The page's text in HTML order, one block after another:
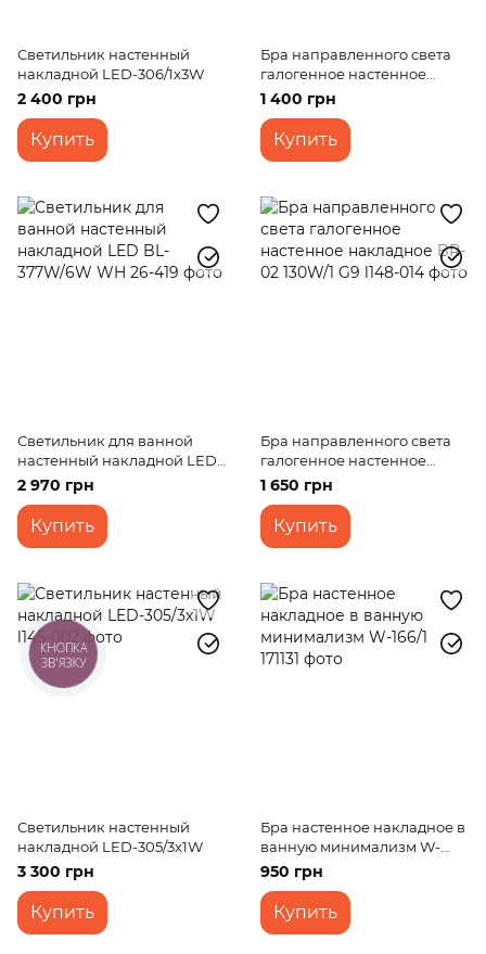
Светильник настенный
накладной LED-306/1x3W
2 400 грн
Купить
Бра направленного света
галогенное настенное
накладное BR-02 137W/1 G9
1 400 грн
Купить
Светильник для ванной
настенный накладной LED
BL-377W/6W WH
2 970 грн
Купить
Бра направленного света
галогенное настенное
накладное BR-02 130W/1 G9
1 650 грн
Купить
Светильник настенный
накладной LED-305/3x1W
3 300 грн
Купить
Бра настенное накладное в
ванную минимализм W-
166/1
950 грн
Купить
КНОПКА
ЗВ'ЯЗКУ